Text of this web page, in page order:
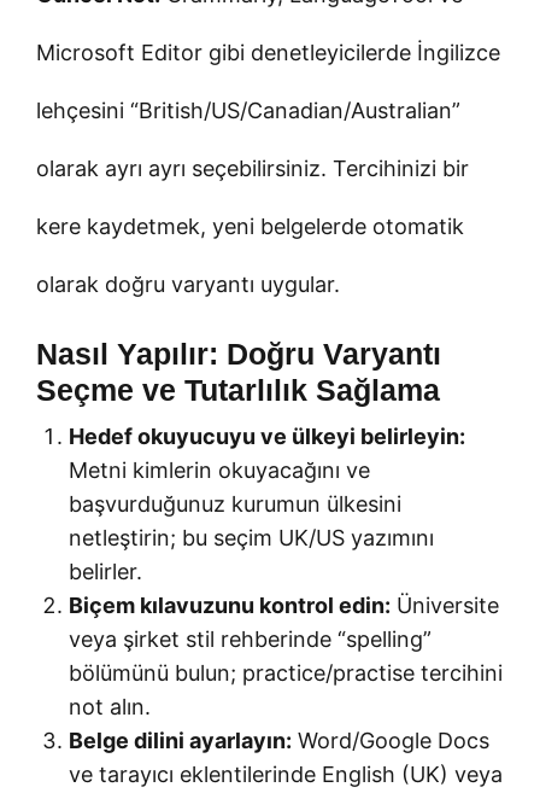
Microsoft Editor gibi denetleyicilerde İngilizce
lehçesini “British/US/Canadian/Australian”
olarak ayrı ayrı seçebilirsiniz. Tercihinizi bir
kere kaydetmek, yeni belgelerde otomatik
olarak doğru varyantı uygular.
Nasıl Yapılır: Doğru Varyantı
Seçme ve Tutarlılık Sağlama
Hedef okuyucuyu ve ülkeyi belirleyin:
Metni kimlerin okuyacağını ve
başvurduğunuz kurumun ülkesini
netleştirin; bu seçim UK/US yazımını
belirler.
Biçem kılavuzunu kontrol edin: Üniversite
veya şirket stil rehberinde “spelling”
bölümünü bulun; practice/practise tercihini
not alın.
Belge dilini ayarlayın: Word/Google Docs
ve tarayıcı eklentilerinde English (UK) veya